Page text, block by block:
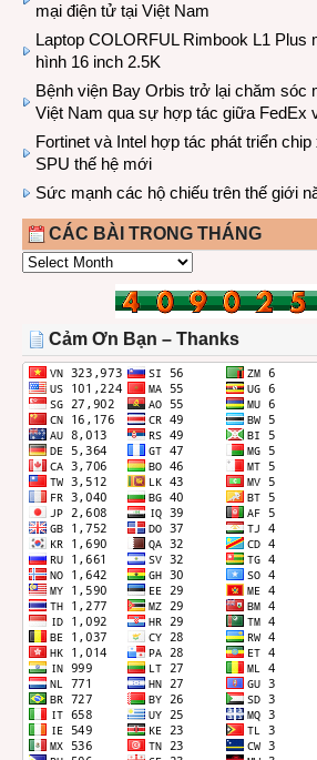
mại điện tử tại Việt Nam
Laptop COLORFUL Rimbook L1 Plus
hình 16 inch 2.5K
Bệnh viện Bay Orbis trở lại chăm sóc
Việt Nam qua sự hợp tác giữa FedEx
Fortinet và Intel hợp tác phát triển
SPU thế hệ mới
Sức mạnh các hộ chiếu trên thế giới
CÁC BÀI TRONG THÁNG
CÁC
THÁNG
Cảm Ơn Bạn – Thanks